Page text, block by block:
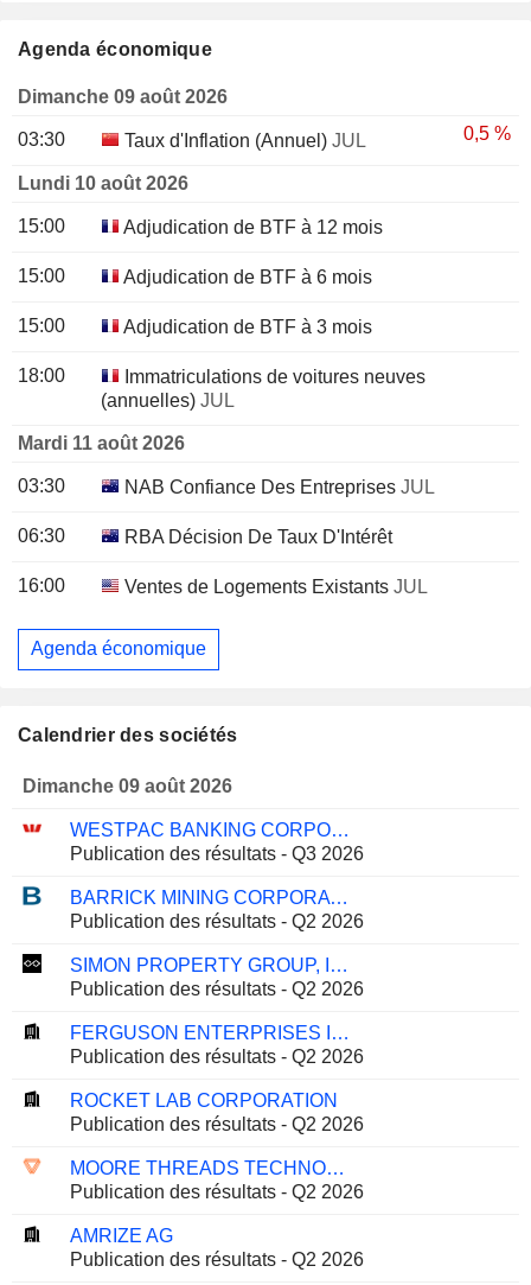
Agenda économique
Dimanche 09 août 2026
03:30 Taux d'Inflation (Annuel) JUL 0,5 %
Lundi 10 août 2026
15:00 Adjudication de BTF à 12 mois
15:00 Adjudication de BTF à 6 mois
15:00 Adjudication de BTF à 3 mois
18:00
Immatriculations de voitures neuves
(annuelles) JUL
Mardi 11 août 2026
03:30 NAB Confiance Des Entreprises JUL
06:30 RBA Décision De Taux D'Intérêt
16:00 Ventes de Logements Existants JUL
Agenda économique
Calendrier des sociétés
Dimanche 09 août 2026
WESTPAC BANKING CORPORATION
Publication des résultats - Q3 2026
BARRICK MINING CORPORATION
Publication des résultats - Q2 2026
SIMON PROPERTY GROUP, INC.
Publication des résultats - Q2 2026
FERGUSON ENTERPRISES INC.
Publication des résultats - Q2 2026
ROCKET LAB CORPORATION
Publication des résultats - Q2 2026
MOORE THREADS TECHNOLOGY CO., LTD.
Publication des résultats - Q2 2026
AMRIZE AG
Publication des résultats - Q2 2026